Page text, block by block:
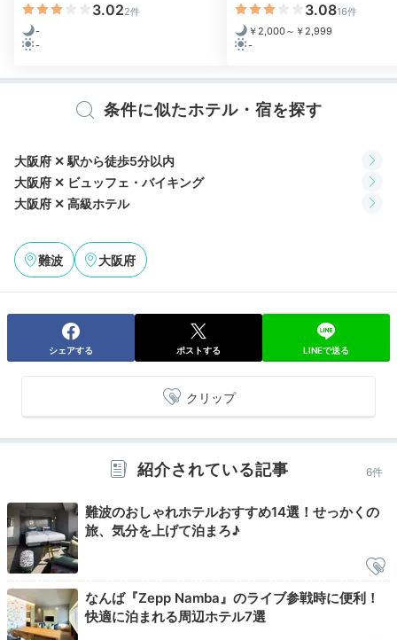
12:00 ホテルを出発
余裕を持って出発
12時チェックアウト
ロビー ロ
12時チェックアウトなので、のんびり荷物の整理がで
きたり、慌てずに身支度ができるのが嬉しい。朝食後に
少し休息して観光の予定を立てるのもいいですね。館内
の美術品を眺めるのも◎。準備ができたら出発しましょ
Return trip
17:00
美術品もハイクラス
伝統に浸れるホテル
ゲストが心地よく過ごせるように空間にこだわった「ホ
3.022件
-
-
3.0816件
￥2,000～￥2,999
-
条件に似たホテル・宿を探す
大阪府 ✕ 駅から徒歩5分以内
大阪府 ✕ ビュッフェ・バイキング
大阪府 ✕ 高級ホテル
難波 大阪府
シェアする ポストする LINEで送る
クリップ
紹介されている記事 6件
難波のおしゃれホテルおすすめ14選！せっかくの
旅、気分を上げて泊まろ♪
なんば『Zepp Namba』のライブ参戦時に便利！
快適に泊まれる周辺ホテル7選